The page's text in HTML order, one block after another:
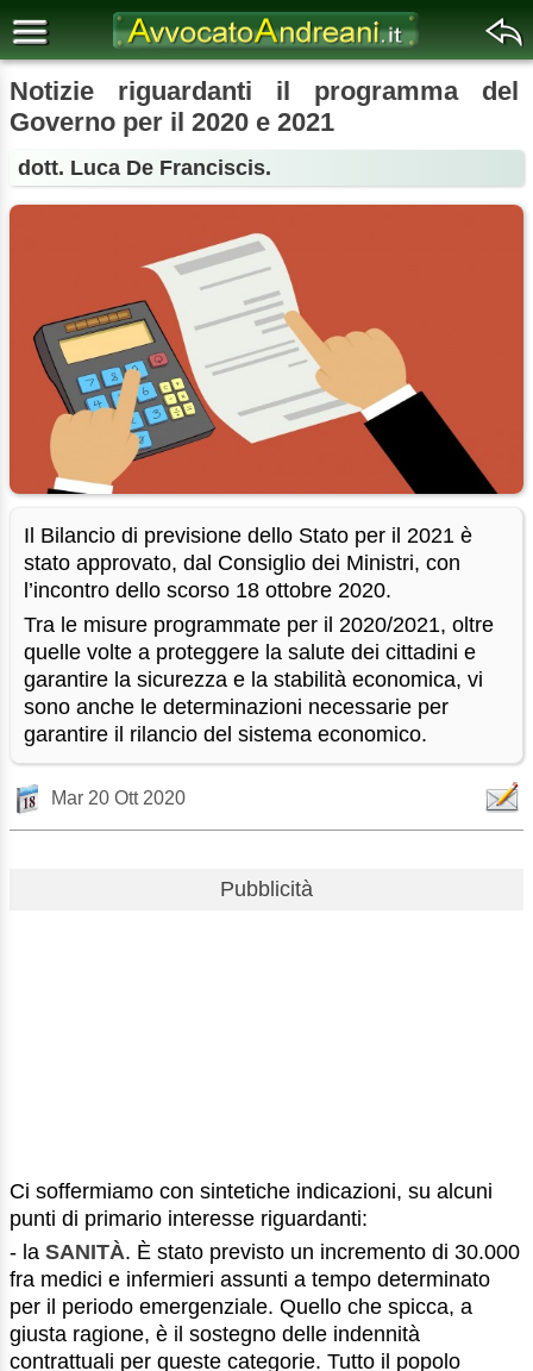
Notizie riguardanti il programma del
Governo per il 2020 e 2021
dott. Luca De Franciscis.
Il Bilancio di previsione dello Stato per il 2021 è
stato approvato, dal Consiglio dei Ministri, con
l’incontro dello scorso 18 ottobre 2020.
Tra le misure programmate per il 2020/2021, oltre
quelle volte a proteggere la salute dei cittadini e
garantire la sicurezza e la stabilità economica, vi
sono anche le determinazioni necessarie per
garantire il rilancio del sistema economico.
Mar 20 Ott 2020
Pubblicità
Ci soffermiamo con sintetiche indicazioni, su alcuni
punti di primario interesse riguardanti:
- la SANITÀ. È stato previsto un incremento di 30.000
fra medici e infermieri assunti a tempo determinato
per il periodo emergenziale. Quello che spicca, a
giusta ragione, è il sostegno delle indennità
contrattuali per queste categorie. Tutto il popolo